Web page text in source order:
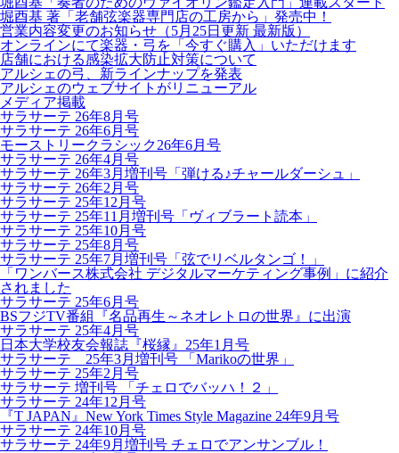
堀酉基 著「老舗弦楽器専門店の工房から」発売中！
営業内容変更のお知らせ（5月25日更新 最新版）
オンラインにて楽器・弓を「今すぐ購入」いただけます
店舗における感染拡大防止対策について
アルシェの弓、新ラインナップを発表
アルシェのウェブサイトがリニューアル
メディア掲載
サラサーテ 26年8月号
サラサーテ 26年6月号
モーストリークラシック26年6月号
サラサーテ 26年4月号
サラサーテ 26年3月増刊号「弾ける♪チャールダーシュ」
サラサーテ 26年2月号
サラサーテ 25年12月号
サラサーテ 25年11月増刊号「ヴィブラート読本」
サラサーテ 25年10月号
サラサーテ 25年8月号
サラサーテ 25年7月増刊号「弦でリベルタンゴ！」
「ワンバース株式会社 デジタルマーケティング事例」に紹介
されました
サラサーテ 25年6月号
BSフジTV番組『名品再生～ネオレトロの世界』に出演
サラサーテ 25年4月号
日本大学校友会報誌『桜縁』25年1月号
サラサーテ 25年3月増刊号 「Marikoの世界」
サラサーテ 25年2月号
サラサーテ 増刊号 「チェロでバッハ！２」
サラサーテ 24年12月号
『T JAPAN』New York Times Style Magazine 24年9月号
サラサーテ 24年10月号
サラサーテ 24年9月増刊号 チェロでアンサンブル！